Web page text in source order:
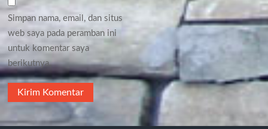
Simpan nama, email, dan situs
web saya pada peramban ini
untuk komentar saya
berikutnya.